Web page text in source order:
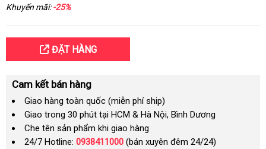
Khuyến mãi:-25%
ĐẶT HÀNG
Cam kết bán hàng
Giao hàng toàn quốc (miễn phí ship)
Giao trong 30 phút tại HCM & Hà Nội, Bình Dương
Che tên sản phẩm khi giao hàng
24/7 Hotline: 0938411000 (bán xuyên đêm 24/24)